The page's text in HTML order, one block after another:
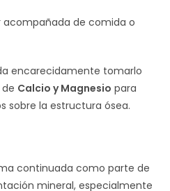
acompañada de comida o
encarecidamente tomarlo
Calcio y Magnesio para
sobre la estructura ósea.
continuada como parte de
mineral, especialmente